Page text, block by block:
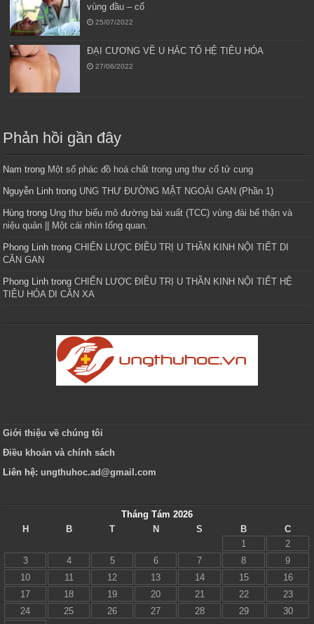
vùng đầu – cổ
25/07/2022
ĐẠI CƯƠNG VỀ U HẮC TỐ HỆ TIÊU HÓA
27/06/2022
Phản hồi gần đây
Nam trong Một số phác đồ hoá chất trong ung thư cổ tử cung
Nguyễn Linh trong UNG THƯ ĐƯỜNG MẬT NGOÀI GAN (Phần 1)
Hùng trong Ung thư biểu mô đường bài xuất (TCC) vùng đài bể thận và
niệu quản || Một cái nhìn tổng quan.
Phong Linh trongCHIẾN LƯỢC ĐIỀU TRỊ U THẦN KINH NỘI TIẾT DI
CĂN GAN
Phong Linh trongCHIẾN LƯỢC ĐIỀU TRỊ U THẦN KINH NỘI TIẾT HỆ
TIÊU HÓA DI CĂN XA
Giới thiệu về chúng tôi
Điều khoản và chính sách
Liên hệ:ungthuhoc.ad@gmail.com
Tháng Tám 2026
H
B T N S B
C
1
2
3
4 5 6 7 8
9
10
11 12 13 14 15
16
17
18 19 20 21 22
23
24
25 26 27 28 29
30